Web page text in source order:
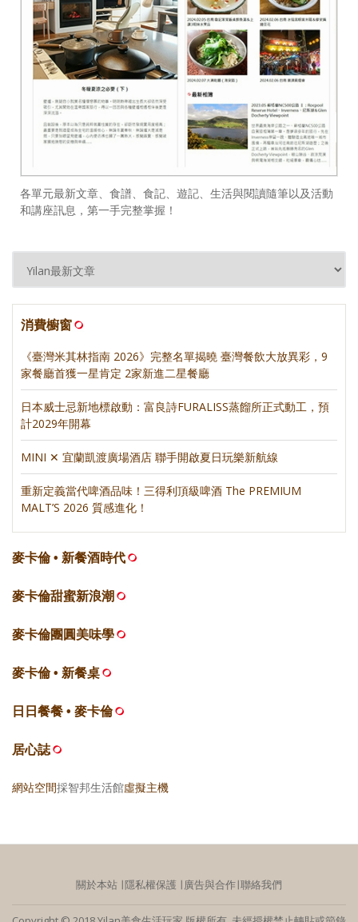
各單元最新文章、食譜、食記、遊記、生活與閱讀隨筆以及活動
和講座訊息，第一手完整掌握！
消費櫥窗
《臺灣米其林指南 2026》完整名單揭曉 臺灣餐飲大放異彩，9
家餐廳首獲一星肯定 2家新進二星餐廳
日本威士忌新地標啟動：富良詩FURALISS蒸餾所正式動工，預
計2029年開幕
MINI ✕ 宜蘭凱渡廣場酒店 聯手開啟夏日玩樂新航線
重新定義當代啤酒品味！三得利頂級啤酒 The PREMIUM
MALT’S 2026 質感進化！
麥卡倫 • 新餐酒時代
麥卡倫甜蜜新浪潮
麥卡倫團圓美味學
麥卡倫 • 新餐桌
日日餐餐 • 麥卡倫
居心誌
網站空間採智邦生活館虛擬主機
關於本站 ∣隱私權保護 ∣廣告與合作∣聯絡我們